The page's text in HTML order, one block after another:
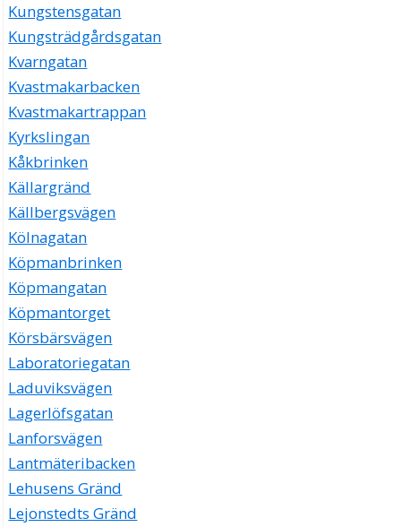
Kungstensgatan
Kungsträdgårdsgatan
Kvarngatan
Kvastmakarbacken
Kvastmakartrappan
Kyrkslingan
Kåkbrinken
Källargränd
Källbergsvägen
Kölnagatan
Köpmanbrinken
Köpmangatan
Köpmantorget
Körsbärsvägen
Laboratoriegatan
Laduviksvägen
Lagerlöfsgatan
Lanforsvägen
Lantmäteribacken
Lehusens Gränd
Lejonstedts Gränd